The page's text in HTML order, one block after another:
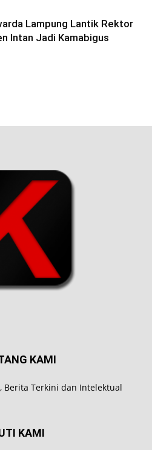
Lampung Lantik Rektor
Intan Jadi Kamabigus
KAMI
Berita Terkini dan Intelektual
KAMI